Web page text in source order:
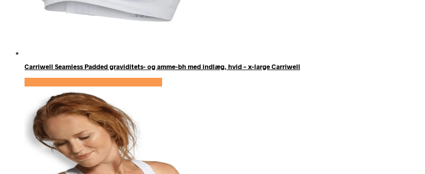
Carriwell Seamless Padded graviditets- og amme-bh med indlæg, hvid – x-large Carriwell